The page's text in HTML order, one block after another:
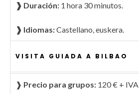
❱ Duración: 1 hora 30 minutos.
❱ Idiomas:Castellano, euskera.
VISITA GUIADA A BILBAO
❱ Precio para grupos: 120 € + IVA